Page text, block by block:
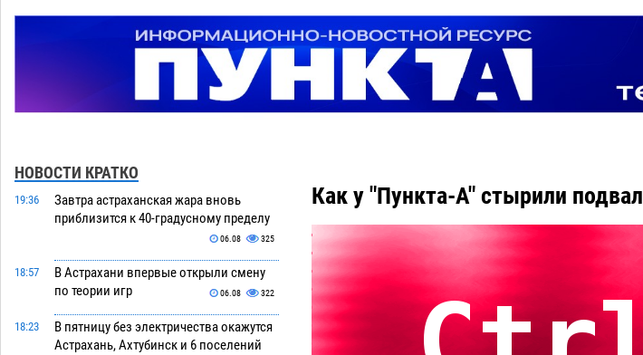
НОВОСТИ КРАТКО
19:36
Завтра астраханская жара вновь
приблизится к 40-градусному пределу
06.08 325
18:57
В Астрахани впервые открыли смену
по теории игр
06.08 322
18:23
В пятницу без электричества окажутся
Астрахань, Ахтубинск и 6 поселений
Как у "Пункта-А" стырили подвал